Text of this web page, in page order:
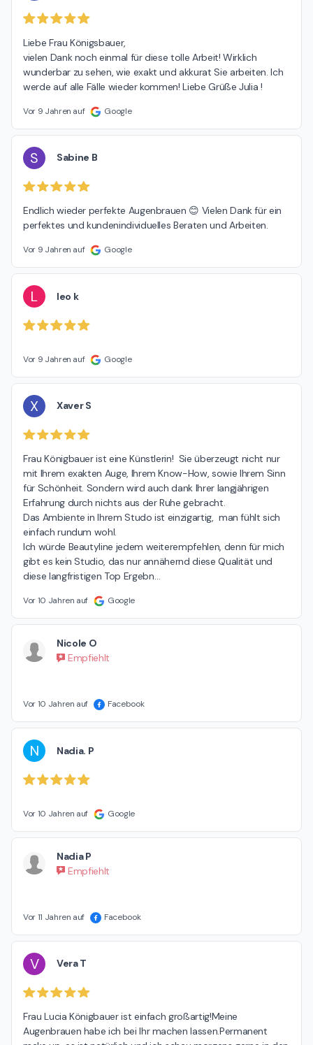
Liebe Frau Königsbauer,
vielen Dank noch einmal für diese tolle Arbeit! Wirklich
wunderbar zu sehen, wie exakt und akkurat Sie arbeiten. Ich
werde auf alle Fälle wieder kommen! Liebe Grüße Julia !
Vor 9 Jahren auf Google
S Sabine B
Endlich wieder perfekte Augenbrauen 😊 Vielen Dank für ein
perfektes und kundenindividuelles Beraten und Arbeiten.
Vor 9 Jahren auf Google
L leo k
Vor 9 Jahren auf Google
X Xaver S
Frau Königbauer ist eine Künstlerin!  Sie überzeugt nicht nur
mit Ihrem exakten Auge, Ihrem Know-How, sowie Ihrem Sinn
für Schönheit. Sondern wird auch dank Ihrer langjährigen
Erfahrung durch nichts aus der Ruhe gebracht.
Das Ambiente in Ihrem Studo ist einzigartig,  man fühlt sich
einfach rundum wohl.
Ich würde Beautyline jedem weiterempfehlen, denn für mich
gibt es kein Studio, das nur annähernd diese Qualität und
diese langfristigen Top Ergebn…
Vor 10 Jahren auf Google
Nicole O
Empfiehlt
Vor 10 Jahren auf Facebook
N Nadia. P
Vor 10 Jahren auf Google
Nadia P
Empfiehlt
Vor 11 Jahren auf Facebook
V Vera T
Frau Lucia Königbauer ist einfach großartig!Meine
Augenbrauen habe ich bei Ihr machen lassen.Permanent